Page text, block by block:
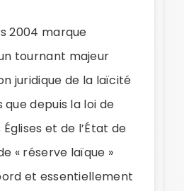
2004 marque
tournant majeur
juridique de la laïcité
que depuis la loi de
et de l’État de
« réserve laïque »
et essentiellement